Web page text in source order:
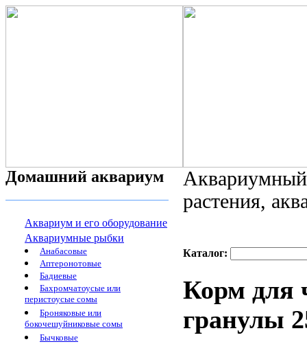
Домашний аквариум
Аквариум и его оборудование
Аквариумные рыбки
Анабасовые
Аптеронотовые
Бадиевые
Бахромчатоусые или
перистоусые сомы
Броняковые или
бокочешуйниковые сомы
Бычковые
растения,
Каталог:
Корм для
гранулы